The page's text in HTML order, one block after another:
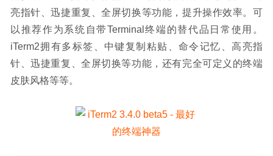
亮指针、迅捷重复、全屏切换等功能，提升操作效率。可
以推荐作为系统自带Terminal终端的替代品日常使用。
iTerm2拥有多标签、中键复制粘贴、命令记忆、高亮指
针、迅捷重复、全屏切换等功能，还有完全可定义的终端
皮肤风格等等。